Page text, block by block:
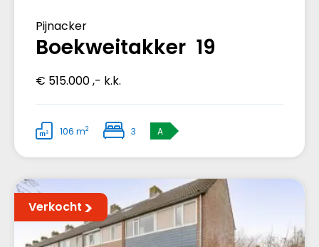
Pijnacker
Boekweitakker 19
€ 515.000 ,- k.k.
106 m2 3 A
Verkocht